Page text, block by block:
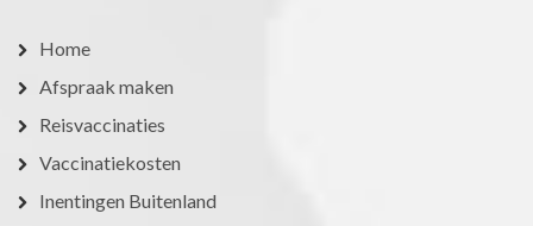
Home
Afspraak maken
Reisvaccinaties
Vaccinatiekosten
Inentingen Buitenland